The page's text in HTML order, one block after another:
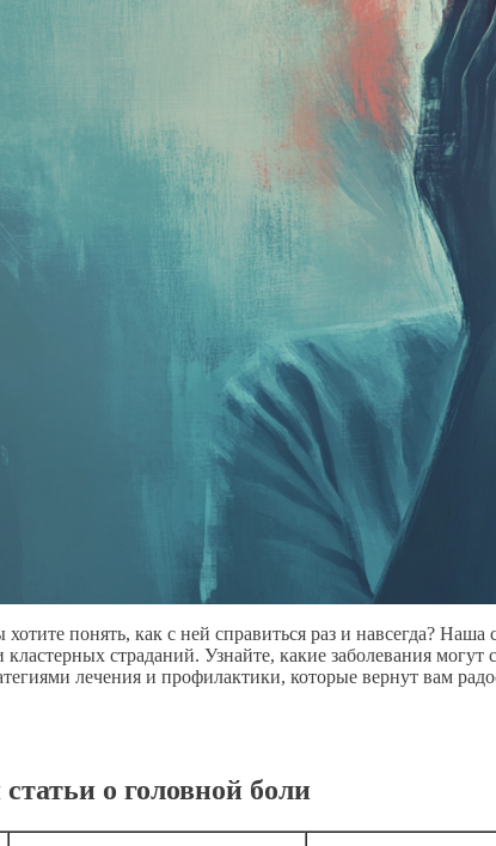
понять, как с ней справиться раз и навсегда?
страданий. Узнайте, какие заболевания
лечения и профилактики, которые вернут вам
о головной боли